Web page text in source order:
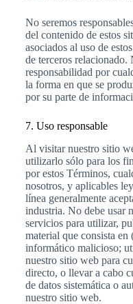
No seremos
del contenido de estos
asociados al uso de
de terceros relacionado.
responsabilidad por
la forma en que se
por su parte de
7. Uso responsable
Al visitar nuestro sitio
utilizarlo sólo para los
por estos Términos,
nosotros, y aplicables
línea generalmente
industria. No debe usar
servicios para utilizar,
material que consista
informático malicioso;
nuestro sitio web para
directo, o llevar a cabo
de datos sistemática o
nuestro sitio web.